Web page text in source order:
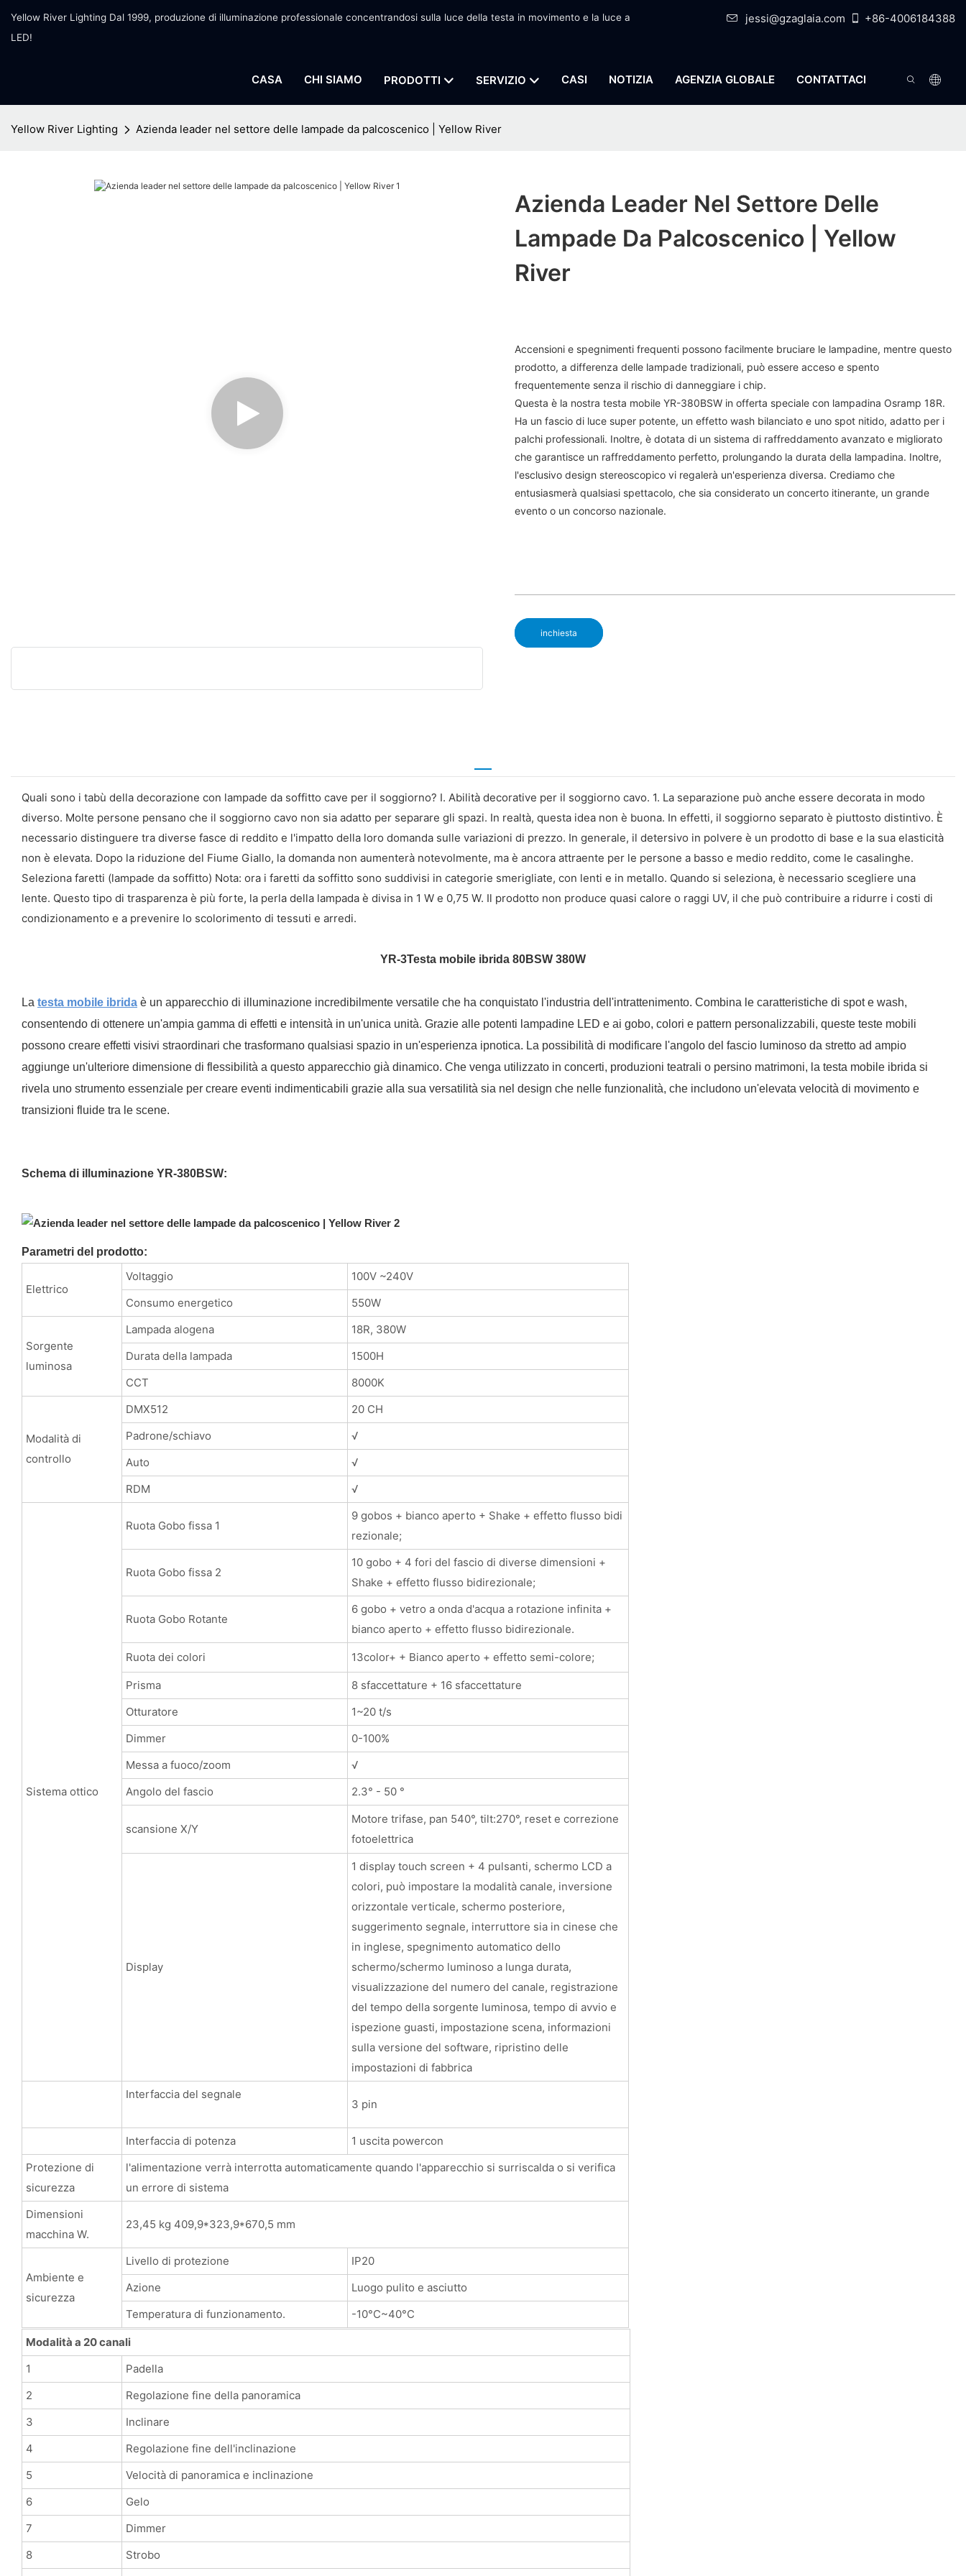
Yellow River Lighting Dal 1999, produzione di illuminazione professionale concentrandosi sulla luce della testa in movimento e la luce a
LED!
jessi@gzaglaia.com +86-4006184388
CASA CHI SIAMO PRODOTTI SERVIZIO CASI NOTIZIA AGENZIA GLOBALE CONTATTACI
Yellow River Lighting Azienda leader nel settore delle lampade da palcoscenico | Yellow River
Azienda Leader Nel Settore Delle
Lampade Da Palcoscenico | Yellow
River
Accensioni e spegnimenti frequenti possono facilmente bruciare le lampadine, mentre questo
prodotto, a differenza delle lampade tradizionali, può essere acceso e spento
frequentemente senza il rischio di danneggiare i chip.
Questa è la nostra testa mobile YR-380BSW in offerta speciale con lampadina Osramp 18R.
Ha un fascio di luce super potente, un effetto wash bilanciato e uno spot nitido, adatto per i
palchi professionali. Inoltre, è dotata di un sistema di raffreddamento avanzato e migliorato
che garantisce un raffreddamento perfetto, prolungando la durata della lampadina. Inoltre,
l'esclusivo design stereoscopico vi regalerà un'esperienza diversa. Crediamo che
entusiasmerà qualsiasi spettacolo, che sia considerato un concerto itinerante, un grande
evento o un concorso nazionale.
inchiesta
Quali sono i tabù della decorazione con lampade da soffitto cave per il soggiorno? I. Abilità decorative per il soggiorno cavo. 1. La separazione può anche essere decorata in modo
diverso. Molte persone pensano che il soggiorno cavo non sia adatto per separare gli spazi. In realtà, questa idea non è buona. In effetti, il soggiorno separato è piuttosto distintivo. È
necessario distinguere tra diverse fasce di reddito e l'impatto della loro domanda sulle variazioni di prezzo. In generale, il detersivo in polvere è un prodotto di base e la sua elasticità
non è elevata. Dopo la riduzione del Fiume Giallo, la domanda non aumenterà notevolmente, ma è ancora attraente per le persone a basso e medio reddito, come le casalinghe.
Seleziona faretti (lampade da soffitto) Nota: ora i faretti da soffitto sono suddivisi in categorie smerigliate, con lenti e in metallo. Quando si seleziona, è necessario scegliere una
lente. Questo tipo di trasparenza è più forte, la perla della lampada è divisa in 1 W e 0,75 W. Il prodotto non produce quasi calore o raggi UV, il che può contribuire a ridurre i costi di
condizionamento e a prevenire lo scolorimento di tessuti e arredi.
YR-3Testa mobile ibrida 80BSW 380W
La testa mobile ibrida è un apparecchio di illuminazione incredibilmente versatile che ha conquistato l'industria dell'intrattenimento. Combina le caratteristiche di spot e wash,
consentendo di ottenere un'ampia gamma di effetti e intensità in un'unica unità. Grazie alle potenti lampadine LED e ai gobo, colori e pattern personalizzabili, queste teste mobili
possono creare effetti visivi straordinari che trasformano qualsiasi spazio in un'esperienza ipnotica. La possibilità di modificare l'angolo del fascio luminoso da stretto ad ampio
aggiunge un'ulteriore dimensione di flessibilità a questo apparecchio già dinamico. Che venga utilizzato in concerti, produzioni teatrali o persino matrimoni, la testa mobile ibrida si
rivela uno strumento essenziale per creare eventi indimenticabili grazie alla sua versatilità sia nel design che nelle funzionalità, che includono un'elevata velocità di movimento e
transizioni fluide tra le scene.
Schema di illuminazione YR-380BSW:
Parametri del prodotto:
Elettrico
Voltaggio
100V ~240V
Consumo energetico
550W
Sorgente
luminosa
Lampada alogena
18R, 380W
Durata della lampada
1500H
CCT
8000K
Modalità di
controllo
DMX512
20 CH
Padrone/schiavo
√
Auto
√
RDM
√
Sistema ottico
Ruota Gobo fissa 1
9 gobos + bianco aperto + Shake + effetto flusso bidi
rezionale;
Ruota Gobo fissa 2
10 gobo + 4 fori del fascio di diverse dimensioni +
Shake + effetto flusso bidirezionale;
Ruota Gobo Rotante
6 gobo + vetro a onda d'acqua a rotazione infinita +
bianco aperto + effetto flusso bidirezionale.
Ruota dei colori 13color+ + Bianco aperto + effetto semi-colore;
Prisma
8 sfaccettature + 16 sfaccettature
Otturatore
1~20 t/s
Dimmer
0-100%
Messa a fuoco/zoom
√
Angolo del fascio
2.3° - 50 °
scansione X/Y
Motore trifase, pan 540°, tilt:270°, reset e correzione
fotoelettrica
Display
1 display touch screen + 4 pulsanti, schermo LCD a
colori, può impostare la modalità canale, inversione
orizzontale verticale, schermo posteriore,
suggerimento segnale, interruttore sia in cinese che
in inglese, spegnimento automatico dello
schermo/schermo luminoso a lunga durata,
visualizzazione del numero del canale, registrazione
del tempo della sorgente luminosa, tempo di avvio e
ispezione guasti, impostazione scena, informazioni
sulla versione del software, ripristino delle
impostazioni di fabbrica
Interfaccia del segnale
3 pin
Interfaccia di potenza
1 uscita powercon
Protezione di
sicurezza
l'alimentazione verrà interrotta automaticamente quando l'apparecchio si surriscalda o si verifica
un errore di sistema
Dimensioni
macchina W.
23,45 kg 409,9*323,9*670,5 mm
Ambiente e
sicurezza
Livello di protezione
IP20
Azione
Luogo pulito e asciutto
Temperatura di funzionamento.
-10°C~40°C
Modalità a 20 canali
1
Padella
2
Regolazione fine della panoramica
3
Inclinare
4
Regolazione fine dell'inclinazione
5
Velocità di panoramica e inclinazione
6
Gelo
7
Dimmer
8
Strobo